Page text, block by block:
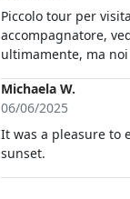
Piccolo tour per
accompagnatore,
ultimamente, ma
Michaela W.
06/06/2025
It was a pleasure to
sunset.